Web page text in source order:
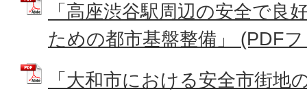
「高座渋谷駅周辺の安全で良
ための都市基盤整備」 (PDF
「大和市における安全市街地